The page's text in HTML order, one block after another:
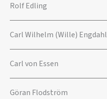
Rolf Edling
Carl Wilhelm (Wille) Engdahl
Carl von Essen
Göran Flodström